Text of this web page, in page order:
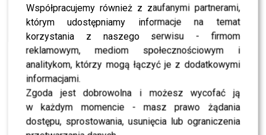
Współpracujemy również z zaufanymi partnerami,
którym udostępniamy informacje na temat
korzystania z naszego serwisu - firmom
reklamowym, mediom społecznościowym i
analitykom, którzy mogą łączyć je z dodatkowymi
informacjami.
Zgoda jest dobrowolna i możesz wycofać ją
w każdym momencie - masz prawo żądania
dostępu, sprostowania, usunięcia lub ograniczenia
ChoćSławomir Świerzyński zdobył popularność dzięki
przebojom takim jak „Majteczki w kropeczki” czy „Serce
moje”, dla niego muzyka zawsze była połączona z
duchowością. Od niemal trzech dekad każdy koncert
Bayer Full rozpoczyna od piosenki religijnej, najczęściej
utworu „Wspaniała Matko”, którym oddaje cześć Maryi i
dziękuje za wszystkie łaski, jakich doświadczył.
Publiczność może nie zawsze zdawać sobie sprawę, że te
chwile mają dla lidera zespołu wymiar głęboko duchowy.